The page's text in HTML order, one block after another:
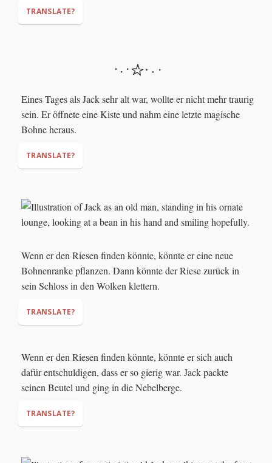
TRANSLATE?
Eines Tages als Jack sehr alt war, wollte er nicht mehr traurig
sein. Er öffnete eine Kiste und nahm eine letzte magische
Bohne heraus.
TRANSLATE?
Wenn er den Riesen finden könnte, könnte er eine neue
Bohnenranke pflanzen. Dann könnte der Riese zurück in
sein Schloss in den Wolken klettern.
TRANSLATE?
Wenn er den Riesen finden könnte, könnte er sich auch
dafür entschuldigen, dass er so gierig war. Jack packte
seinen Beutel und ging in die Nebelberge.
TRANSLATE?